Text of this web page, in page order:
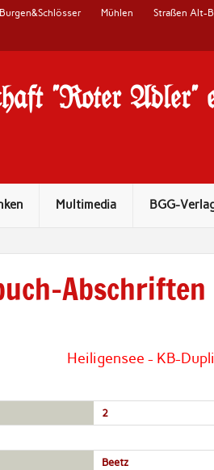
Burgen&Schlösser Mühlen Straßen Alt-
"Roter
Multimedia BGG-
Abschriften
Heiligensee - KB-
2
Beetz